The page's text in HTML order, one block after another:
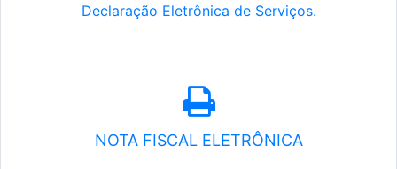
Declaração Eletrônica de Serviços.
NOTA FISCAL ELETRÔNICA